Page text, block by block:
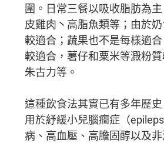
圍。日常三餐以吸收脂肪為
皮雞肉丶高脂魚類等；由於
較適合；蔬果也不是每樣適
較適合，薯仔和粟米等澱粉
朱古力等。
這種飲食法其實已有多年歷
用於紓緩小兒腦癇症（
病、高血壓、高膽固醇以及